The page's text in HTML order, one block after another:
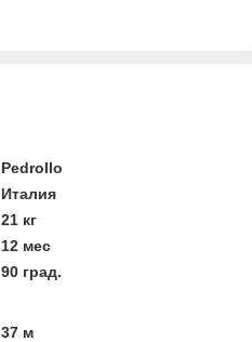
Pedrollo
Италия
21 кг
12 мес
90 град.
37 м